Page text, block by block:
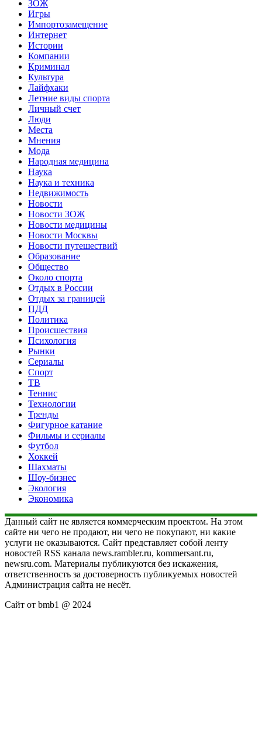
ЗОЖ
Игры
Импортозамещение
Интернет
Истории
Компании
Криминал
Культура
Лайфхаки
Летние виды спорта
Личный счет
Люди
Места
Мнения
Мода
Народная медицина
Наука
Наука и техника
Недвижимость
Новости
Новости ЗОЖ
Новости медицины
Новости Москвы
Новости путешествий
Образование
Общество
Около спорта
Отдых в России
Отдых за границей
ПДД
Политика
Происшествия
Психология
Рынки
Сериалы
Спорт
ТВ
Теннис
Технологии
Тренды
Фигурное катание
Фильмы и сериалы
Футбол
Хоккей
Шахматы
Шоу-бизнес
Экология
Экономика
Данный сайт не является коммерческим проектом. На этом
сайте ни чего не продают, ни чего не покупают, ни какие
услуги не оказываются. Сайт представляет собой ленту
новостей RSS канала news.rambler.ru, kommersant.ru,
newsru.com. Материалы публикуются без искажения,
ответственность за достоверность публикуемых новостей
Администрация сайта не несёт.
Сайт от bmb1 @ 2024